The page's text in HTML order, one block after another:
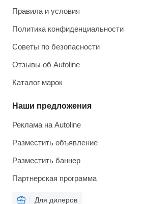
Правила и условия
Политика конфиденциальности
Советы по безопасности
Отзывы об Autoline
Каталог марок
Наши предложения
Реклама на Autoline
Разместить объявление
Разместить баннер
Партнерская программа
Для дилеров